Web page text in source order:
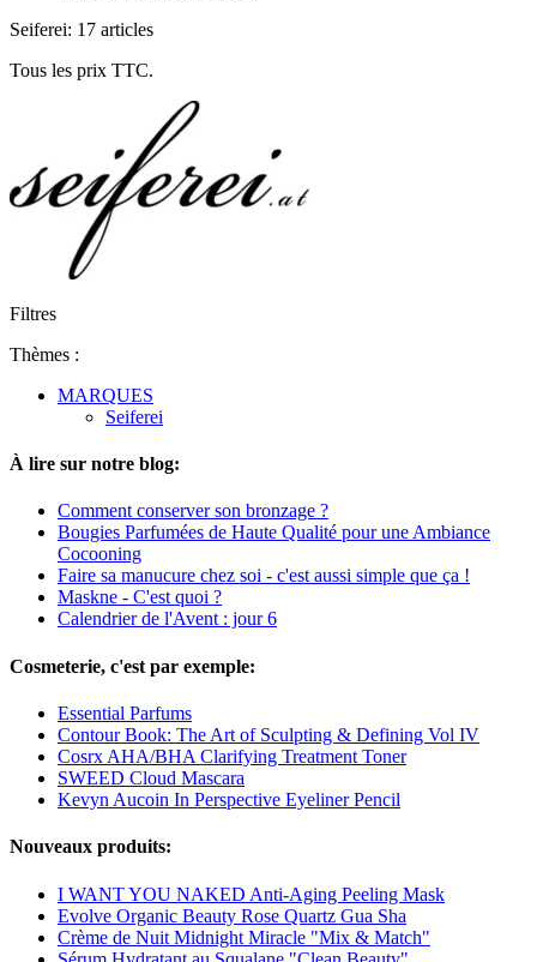
Seiferei: 17 articles
Tous les prix TTC.
Filtres
Thèmes :
MARQUES
Seiferei
À lire sur notre blog:
Comment conserver son bronzage ?
Bougies Parfumées de Haute Qualité pour une Ambiance
Cocooning
Faire sa manucure chez soi - c'est aussi simple que ça !
Maskne - C'est quoi ?
Calendrier de l'Avent : jour 6
Cosmeterie, c'est par exemple:
Essential Parfums
Contour Book: The Art of Sculpting & Defining Vol IV
Cosrx AHA/BHA Clarifying Treatment Toner
SWEED Cloud Mascara
Kevyn Aucoin In Perspective Eyeliner Pencil
Nouveaux produits:
I WANT YOU NAKED Anti-Aging Peeling Mask
Evolve Organic Beauty Rose Quartz Gua Sha
Crème de Nuit Midnight Miracle "Mix & Match"